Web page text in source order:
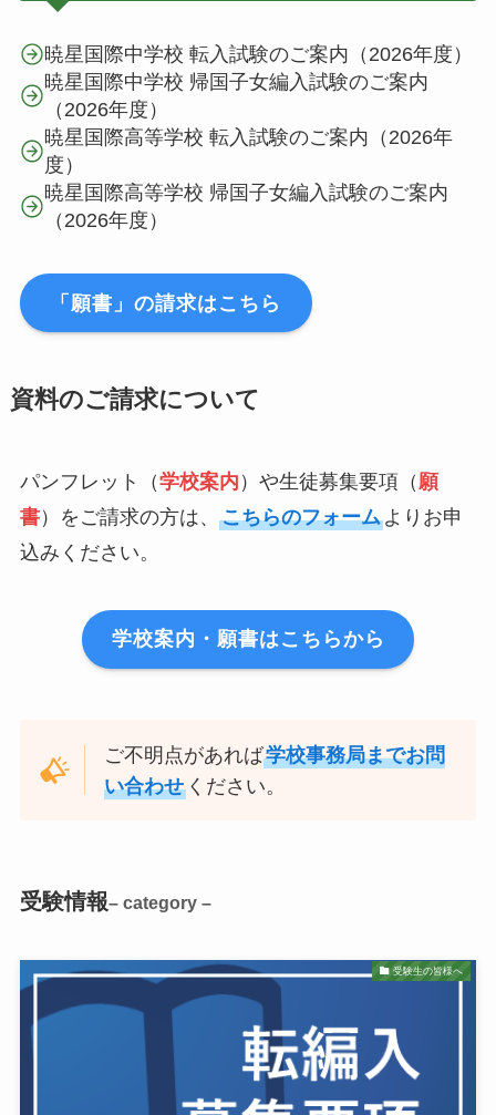
暁星国際中学校 転入試験のご案内（2026年度）
暁星国際中学校 帰国子女編入試験のご案内
（2026年度）
暁星国際高等学校 転入試験のご案内（2026年
度）
暁星国際高等学校 帰国子女編入試験のご案内
（2026年度）
「願書」の請求はこちら
資料のご請求について
パンフレット（学校案内 ）や生徒募集要項（願
書）をご請求の方は、 こちらのフォームよりお申
込みください。
学校案内・願書はこちらから
ご不明点があれば学校事務局までお問
い合わせ ください。
受験情報– category –
受験生の皆様へ